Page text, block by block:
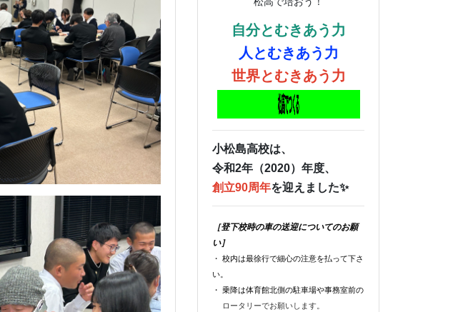
自分とむきあう力
人とむきあう力
世界とむきあう力
小松島高校は、
令和2年（2020）年度、
創立90周年を迎えました✨
［登下校時の車の送迎についてのお願
い］
・ 校内は最徐行で細心の注意を払って下さ
い。
・ 乗降は体育館北側の駐車場や事務室前の
ロータリーでお願いします。